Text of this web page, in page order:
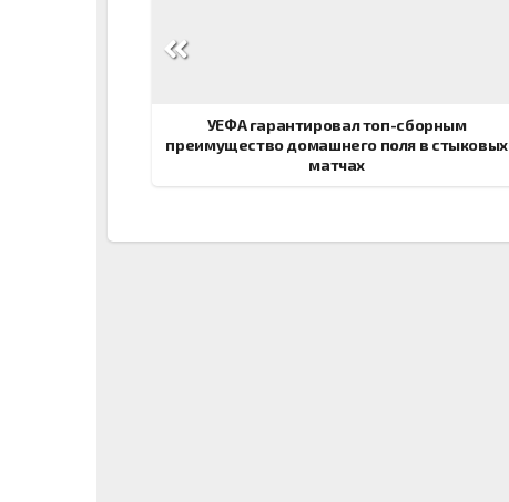
по
УЕФА гарантировал топ-сборным
преимущество домашнего поля в стыковых
матчах